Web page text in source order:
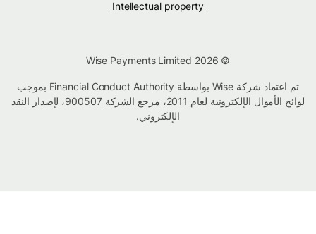
Intellectual property
تم اعتماد شركة Wise بواسطة Financial Conduct Authority بموجب
لوائح الأموال الإلكترونية لعام 2011، مرجع الشركة
900507، لإصدار النقد
الإلكتروني.